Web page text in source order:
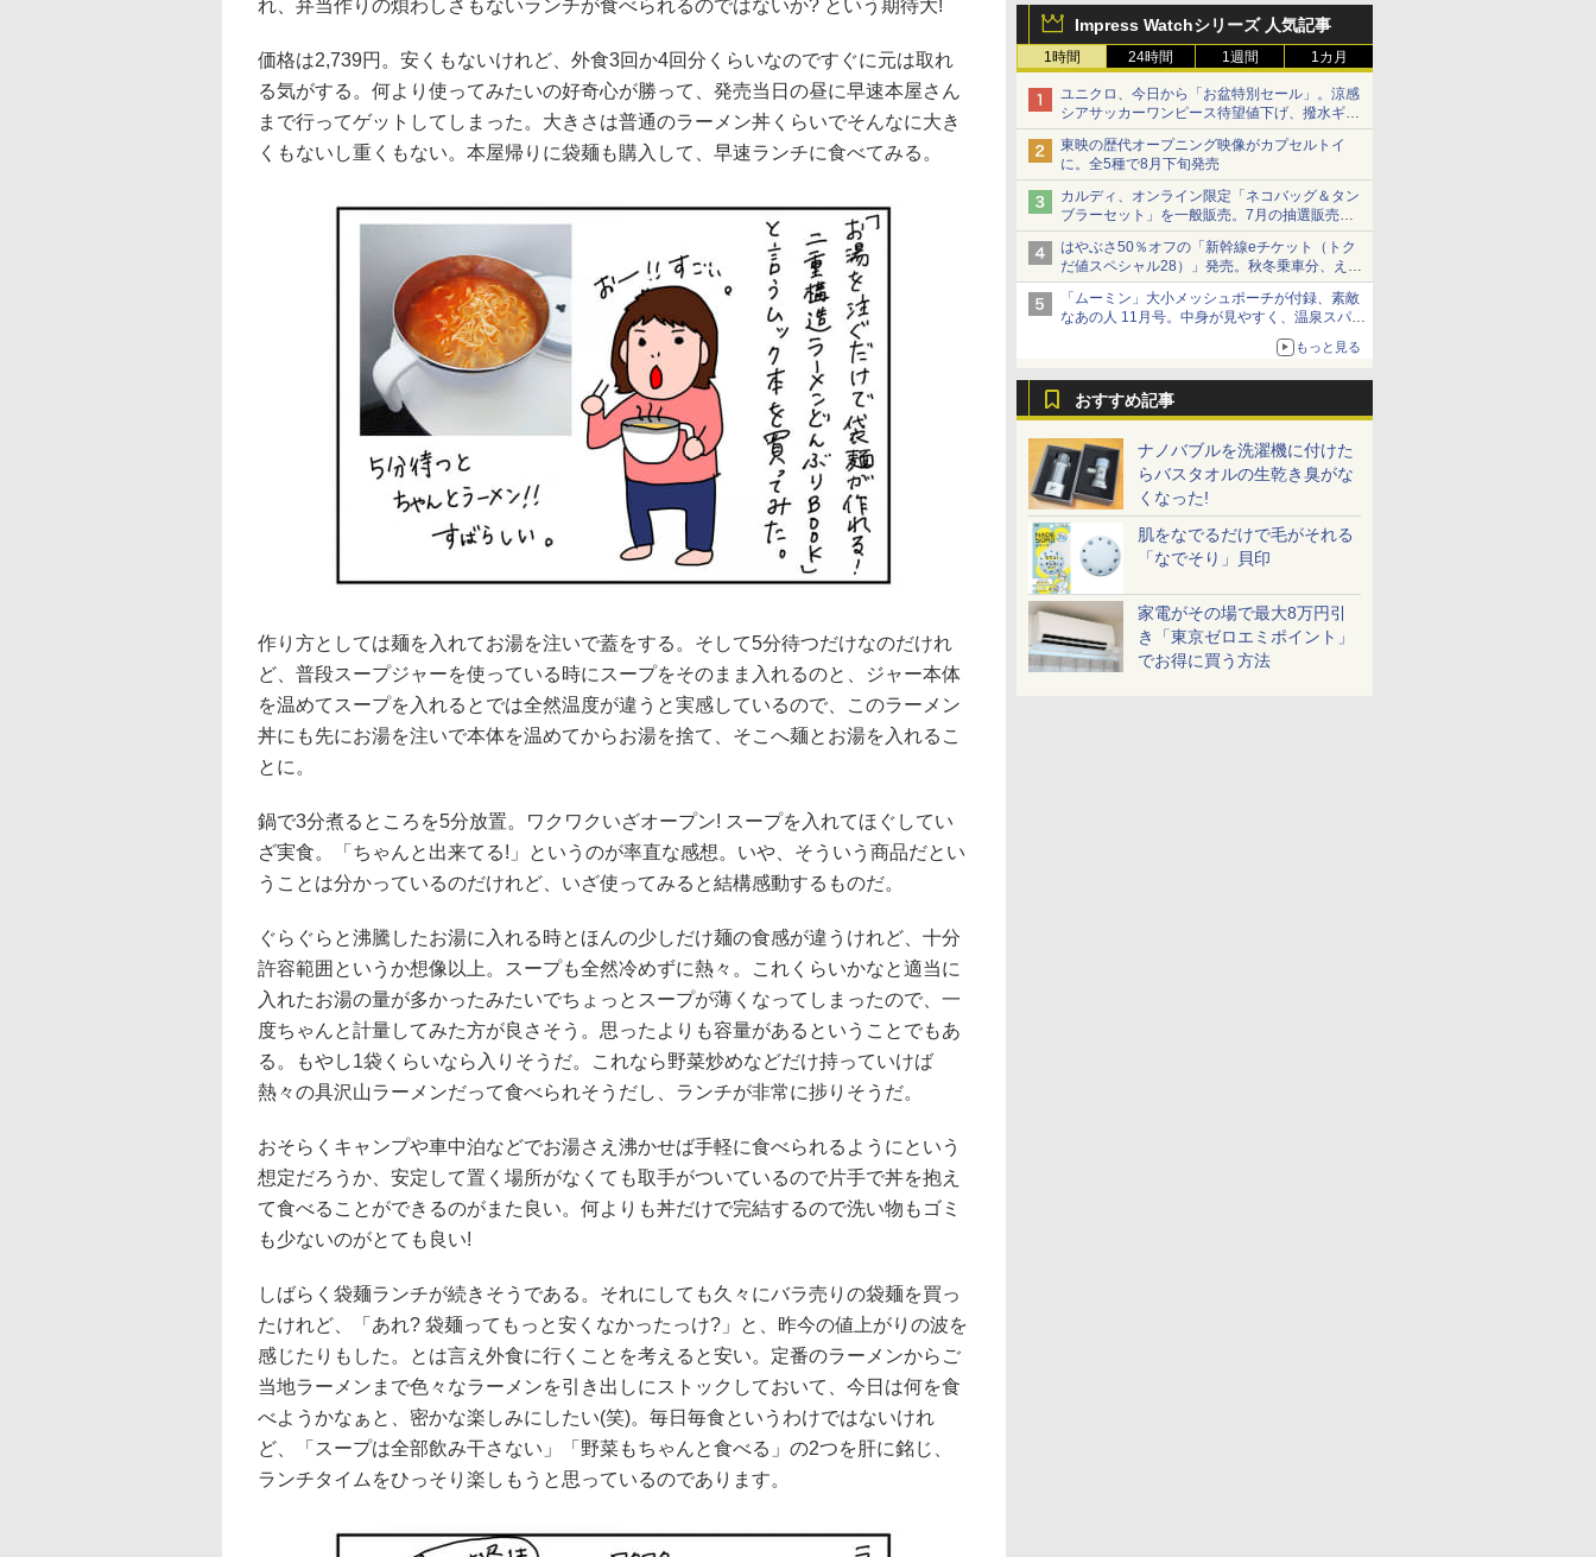
Impress Watchシリーズ 人気記事
1時間 24時間 1週間 1カ月
ユニクロ、今日から「お盆特別セール」。涼感
シアサッカーワンピース待望値下げ、撥水ギア
ショーツは1990円に
東映の歴代オープニング映像がカプセルトイ
に。全5種で8月下旬発売
カルディ、オンライン限定「ネコバッグ＆タン
ブラーセット」を一般販売。7月の抽選販売の
当選無効分
はやぶさ50％オフの「新幹線eチケット（トク
だ値スペシャル28）」発売。秋冬乗車分、えき
ねっと限定
「ムーミン」大小メッシュポーチが付録、素敵
なあの人 11月号。中身が見やすく、温泉スパに
もっと見る
おすすめ記事
ナノバブルを洗濯機に付けた
らバスタオルの生乾き臭がな
くなった!
肌をなでるだけで毛がそれる
「なでそり」貝印
家電がその場で最大8万円引
き「東京ゼロエミポイント」
でお得に買う方法
れ、弁当作りの煩わしさもないランチが食べられるのではないか? という期待大!
価格は2,739円。安くもないけれど、外食3回か4回分くらいなのですぐに元は取れ
る気がする。何より使ってみたいの好奇心が勝って、発売当日の昼に早速本屋さん
まで行ってゲットしてしまった。大きさは普通のラーメン丼くらいでそんなに大き
くもないし重くもない。本屋帰りに袋麺も購入して、早速ランチに食べてみる。
作り方としては麺を入れてお湯を注いで蓋をする。そして5分待つだけなのだけれ
ど、普段スープジャーを使っている時にスープをそのまま入れるのと、ジャー本体
を温めてスープを入れるとでは全然温度が違うと実感しているので、このラーメン
丼にも先にお湯を注いで本体を温めてからお湯を捨て、そこへ麺とお湯を入れるこ
とに。
鍋で3分煮るところを5分放置。ワクワクいざオープン! スープを入れてほぐしてい
ざ実食。「ちゃんと出来てる!」というのが率直な感想。いや、そういう商品だとい
うことは分かっているのだけれど、いざ使ってみると結構感動するものだ。
ぐらぐらと沸騰したお湯に入れる時とほんの少しだけ麺の食感が違うけれど、十分
許容範囲というか想像以上。スープも全然冷めずに熱々。これくらいかなと適当に
入れたお湯の量が多かったみたいでちょっとスープが薄くなってしまったので、一
度ちゃんと計量してみた方が良さそう。思ったよりも容量があるということでもあ
る。もやし1袋くらいなら入りそうだ。これなら野菜炒めなどだけ持っていけば
熱々の具沢山ラーメンだって食べられそうだし、ランチが非常に捗りそうだ。
おそらくキャンプや車中泊などでお湯さえ沸かせば手軽に食べられるようにという
想定だろうか、安定して置く場所がなくても取手がついているので片手で丼を抱え
て食べることができるのがまた良い。何よりも丼だけで完結するので洗い物もゴミ
も少ないのがとても良い!
しばらく袋麺ランチが続きそうである。それにしても久々にバラ売りの袋麺を買っ
たけれど、「あれ? 袋麺ってもっと安くなかったっけ?」と、昨今の値上がりの波を
感じたりもした。とは言え外食に行くことを考えると安い。定番のラーメンからご
当地ラーメンまで色々なラーメンを引き出しにストックしておいて、今日は何を食
べようかなぁと、密かな楽しみにしたい(笑)。毎日毎食というわけではないけれ
ど、「スープは全部飲み干さない」「野菜もちゃんと食べる」の2つを肝に銘じ、
ランチタイムをひっそり楽しもうと思っているのであります。